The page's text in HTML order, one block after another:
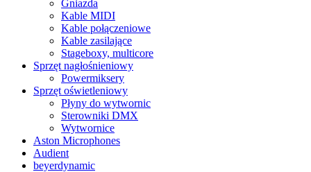
Gniazda
Kable MIDI
Kable połączeniowe
Kable zasilające
Stageboxy, multicore
Sprzęt nagłośnieniowy
Powermiksery
Sprzęt oświetleniowy
Płyny do wytwornic
Sterowniki DMX
Wytwornice
Aston Microphones
Audient
beyerdynamic